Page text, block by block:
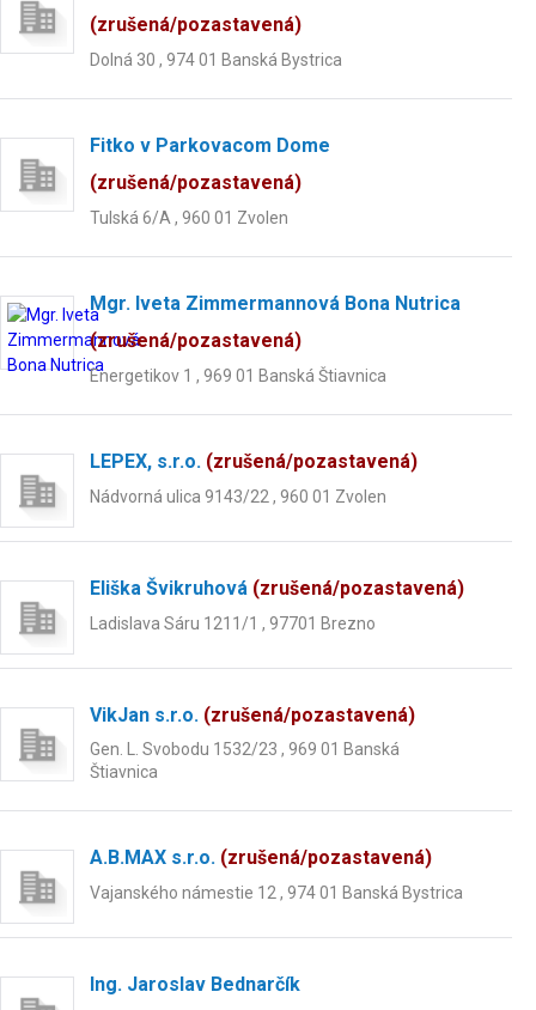
(zrušená/pozastavená)
Dolná 30 , 974 01 Banská Bystrica
Fitko v Parkovacom Dome
(zrušená/pozastavená)
Tulská 6/A , 960 01 Zvolen
Mgr. Iveta Zimmermannová Bona Nutrica
(zrušená/pozastavená)
Energetikov 1 , 969 01 Banská Štiavnica
LEPEX, s.r.o. (zrušená/pozastavená)
Nádvorná ulica 9143/22 , 960 01 Zvolen
Eliška Švikruhová (zrušená/pozastavená)
Ladislava Sáru 1211/1 , 97701 Brezno
VikJan s.r.o. (zrušená/pozastavená)
Gen. L. Svobodu 1532/23 , 969 01 Banská
Štiavnica
A.B.MAX s.r.o. (zrušená/pozastavená)
Vajanského námestie 12 , 974 01 Banská Bystrica
Ing. Jaroslav Bednarčík